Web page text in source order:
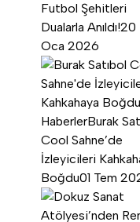
Futbol Şehitleri
Dualarla Anıldı!20
Oca 2026
HaberlerBurak
Cool Sahne’de
İzleyicileri
Boğdu01 Tem